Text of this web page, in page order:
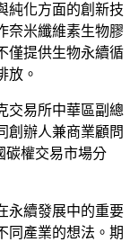
純化方面的創新技
奈米纖維素生物膠
僅提供生物永續循
放。
交易所中華區副總
創辦人兼商業顧問
碳權交易市場分
永續發展中的重要
同產業的想法。期